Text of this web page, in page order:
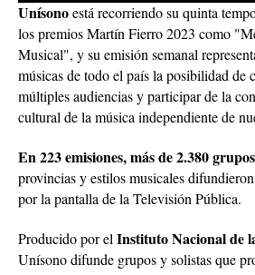
Unísonoestá recorriendo su quinta
los premios Martín Fierro 2023 como
Musical", y su emisión semanal
músicas de todo el país la posibilidad de
múltiples audiencias y participar de la
cultural de la música independiente de
En 223 emisiones, más de 2.380
provincias y estilos musicales
por la pantalla de la Televisión Pública.
Producido por el Instituto Nacional de
Unísono difunde grupos y solistas que